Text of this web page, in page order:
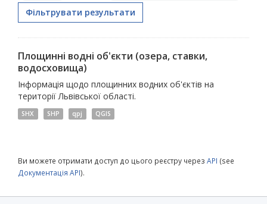
Фільтрувати результати
Площинні водні об'єкти (озера, ставки,
водосховища)
Інформація щодо площинних водних об'єктів на
території Львівської області.
SHX SHP qpj QGIS
Ви можете отримати доступ до цього реєстру через API (see
Документація API).